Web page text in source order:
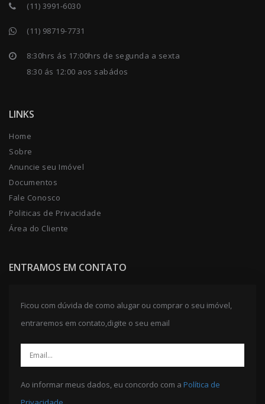
(11) 3991-6030
(11) 98719-7731
8:30hrs ás 17:00hrs de segunda a sexta
8:30 ás 12:00 aos sabádos
LINKS
Home
Sobre
Anuncie seu Imóvel
Documentos
Fale Conosco
Politicas de Privacidade
Área do Cliente
ENTRAMOS EM CONTATO
Ficou com dúvida de como alugar ou comprar o seu imóvel,
entraremos em contato,digite o seu email
Ao informar meus dados, eu concordo com a Política de